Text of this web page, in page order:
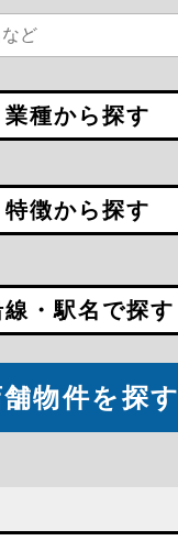
業種から探す
特徴から探す
線・駅名で探す
舗物件を探す